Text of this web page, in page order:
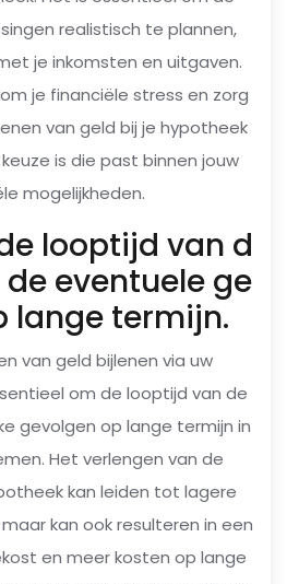
realistisch te plannen,
je inkomsten en uitgaven.
je financiële stress en zorg
van geld bij je hypotheek
is die past binnen jouw
mogelijkheden.
looptijd van d
eventuele ge
lange termijn.
van geld bijlenen via uw
om de looptijd van de
gevolgen op lange termijn in
Het verlengen van de
kan leiden tot lagere
kan ook resulteren in een
en meer kosten op lange